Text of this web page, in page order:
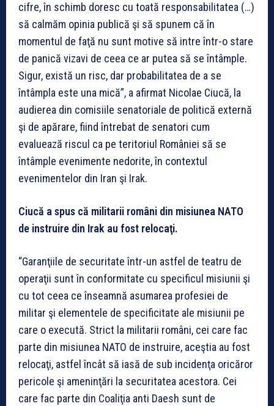
cifre, în schimb doresc cu toată responsabilitatea (…)
să calmăm opinia publică şi să spunem că în
momentul de faţă nu sunt motive să intre într-o stare
de panică vizavi de ceea ce ar putea să se întâmple.
Sigur, există un risc, dar probabilitatea de a se
întâmpla este una mică”, a afirmat Nicolae Ciucă, la
audierea din comisiile senatoriale de politică externă
şi de apărare, fiind întrebat de senatori cum
evaluează riscul ca pe teritoriul României să se
întâmple evenimente nedorite, în contextul
evenimentelor din Iran şi Irak.
Ciucă a spus că militarii români din misiunea NATO
de instruire din Irak au fost relocaţi.
“Garanţiile de securitate într-un astfel de teatru de
operaţii sunt în conformitate cu specificul misiunii şi
cu tot ceea ce înseamnă asumarea profesiei de
militar şi elementele de specificitate ale misiunii pe
care o execută. Strict la militarii români, cei care fac
parte din misiunea NATO de instruire, aceştia au fost
relocaţi, astfel încât să iasă de sub incidenţa oricăror
pericole şi ameninţări la securitatea acestora. Cei
care fac parte din Coaliţia anti Daesh sunt de